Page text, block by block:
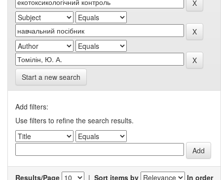
Start a new search
Add filters:
Use filters to refine the search results.
Results/Page | Sort items by
In order